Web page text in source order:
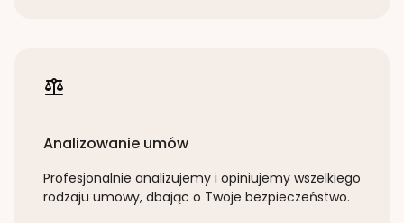
Analizowanie umów
Profesjonalnie analizujemy i opiniujemy wszelkiego
rodzaju umowy, dbając o Twoje bezpieczeństwo.